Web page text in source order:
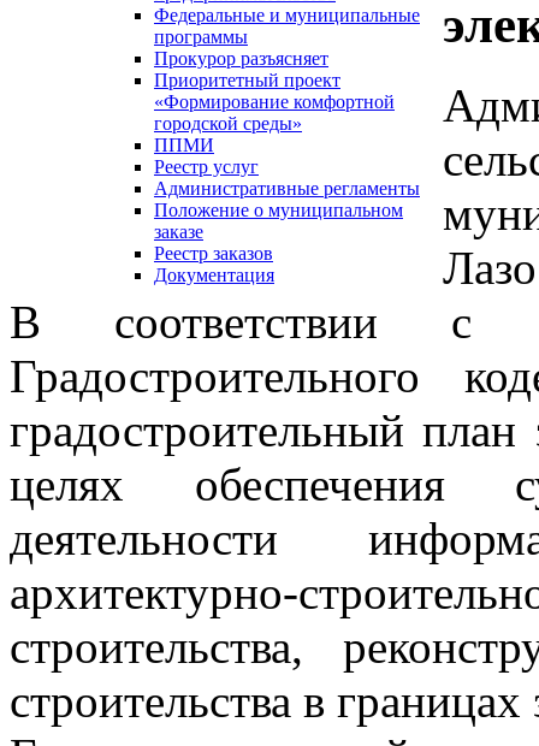
Федеральные и муниципальные
программы
Прокурор разъясняет
Приоритетный проект
«Формирование комфортной
городской среды»
ППМИ
Реестр услуг
Административные регламенты
Положение о муниципальном
заказе
Реестр заказов
Документация
В соответствии с
Градостроительного
градостроительный план
целях обеспечения
деятельности
архитектурно-
строительства,
строительства в